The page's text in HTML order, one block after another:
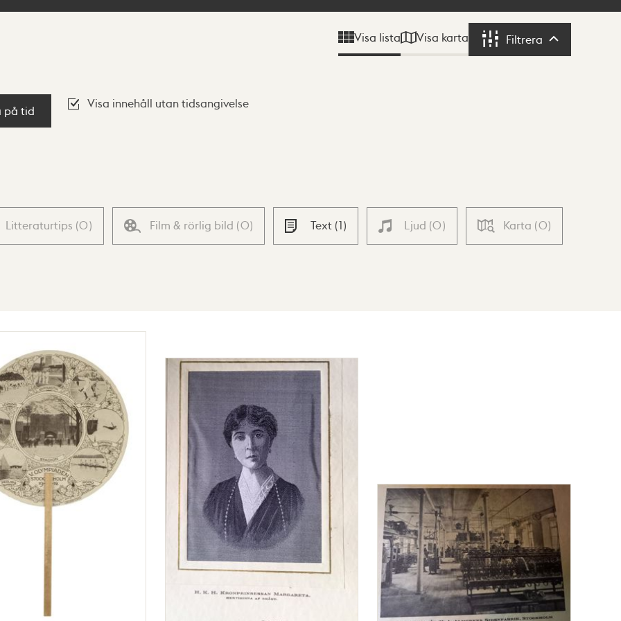
Visa lista Visa karta Filtrera Filtrera
på tid
Visa innehåll utan tidsangivelse
Litteraturtips (0) Film & rörlig bild (0) Text (1) Ljud (0) Karta (0)